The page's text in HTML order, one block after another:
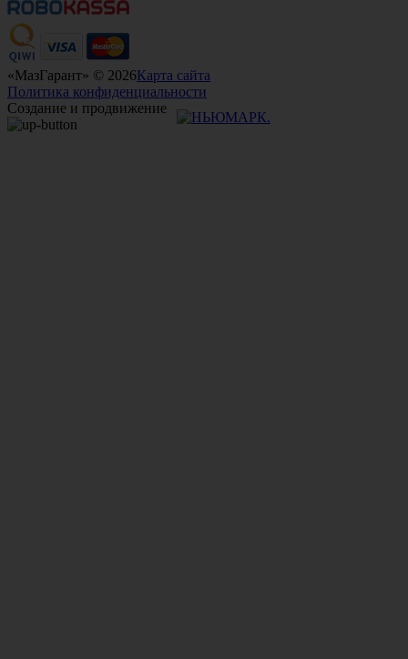
«МазГарант» © 2026Карта сайта
Политика конфиденциальности
Создание и продвижение